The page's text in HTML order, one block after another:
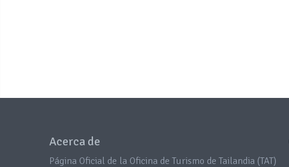
Acerca de
Página Oficial de la Oficina de Turismo de Tailandia (TAT)